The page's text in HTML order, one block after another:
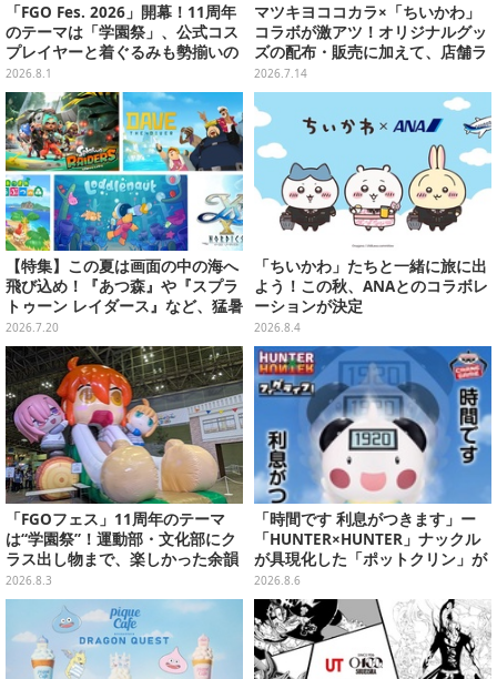
「FGO Fes. 2026」開幕！11周年
のテーマは「学園祭」、公式コス
プレイヤーと着ぐるみも勢揃いの
カルデア学園はお祭り一色
2026.8.1
マツキヨココカラ×「ちいかわ」
コラボが激アツ！オリジナルグッ
ズの配布・販売に加えて、店舗ラ
ッピングや”花火打ち上げ”まで盛
り沢山
2026.7.14
【特集】この夏は画面の中の海へ
飛び込め！『あつ森』や『スプラ
トゥーン レイダース』など、猛暑
を忘れて遊びたい“海ゲー”おすす
め5選
2026.7.20
「ちいかわ」たちと一緒に旅に出
よう！この秋、ANAとのコラボレ
ーションが決定
2026.8.4
「FGOフェス」11周年のテーマ
は“学園祭”！運動部・文化部にク
ラス出し物まで、楽しかった余韻
が残る思い出を写真たっぷりでお
届け【写真180枚】
2026.8.3
「時間です 利息がつきます」ー
「HUNTER×HUNTER」ナックル
が具現化した「ポットクリン」が
貯金箱としてプライズ展開
2026.8.6